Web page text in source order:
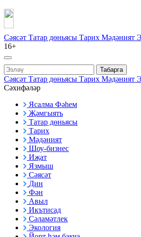
Сәясәт Татар дөньясы Тарих Мәдәният
16+
Табарга
Сәясәт Татар дөньясы Тарих Мәдәният
Сәхифәләр
Ясалма Фәһем
Җәмгыять
Татар дөньясы
Тарих
Мәдәният
Шоу-бизнес
Иҗат
Язмыш
Сәясәт
Дин
Фән
Авыл
Икътисад
Сәламәтлек
Экология